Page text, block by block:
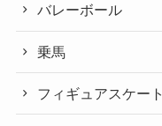
バレーボール
乗馬
フィギュアスケート